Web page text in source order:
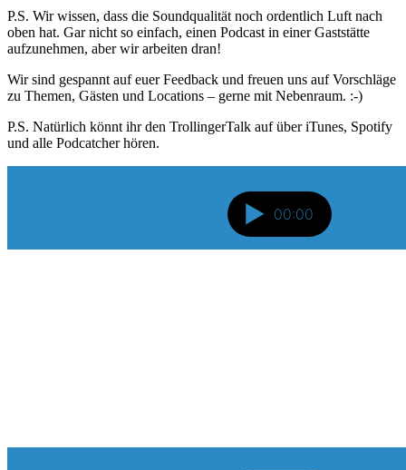
P.S. Wir wissen, dass die Soundqualität noch ordentlich Luft nach
oben hat. Gar nicht so einfach, einen Podcast in einer Gaststätte
aufzunehmen, aber wir arbeiten dran!
Wir sind gespannt auf euer Feedback und freuen uns auf Vorschläge
zu Themen, Gästen und Locations – gerne mit Nebenraum. :-)
P.S. Natürlich könnt ihr den TrollingerTalk auf über iTunes, Spotify
und alle Podcatcher hören.